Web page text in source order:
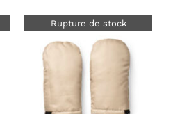
Rupture de stock
DÉTAILS